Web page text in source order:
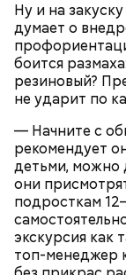
Ну и на
думает о
боится
резиновый?
не ударит по
— Начните с
рекомендует
детьми,
они
подросткам
экскурсия как
топ-менеджер
Кабачки —
Помидоры
Томатная
Морковь — 2
Чеснок — 3
Сахар — 2
Лук
Перец
Лавровый
Уксус
в самом конце